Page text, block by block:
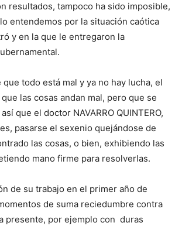
resultados, tampoco ha sido imposible,
entendemos por la situación caótica
y en la que le entregaron la
todo está mal y ya no hay lucha, el
las cosas andan mal, pero que se
que el doctor NAVARRO QUINTERO,
pasarse el sexenio quejándose de
las cosas, o bien, exhibiendo las
mano firme para resolverlas.
de su trabajo en el primer año de
de suma reciedumbre contra
presente, por ejemplo con duras